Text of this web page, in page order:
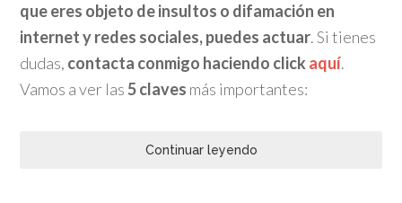
que eres objeto de insultos o difamación en
internet y redes sociales, puedes actuar. Si tienes
dudas, contacta conmigo haciendo click aquí.
Vamos a ver las5 claves más importantes:
Continuar leyendo